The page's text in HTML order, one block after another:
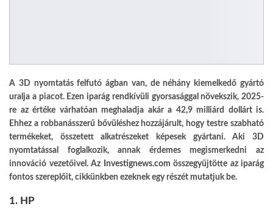
A 3D nyomtatás felfutó ágban van, de néhány kiemelkedő gyártó
uralja a piacot. Ezen iparág rendkívüli gyorsasággal növekszik, 2025-
re az értéke várhatóan meghaladja akár a 42,9 milliárd dollárt is.
Ehhez a robbanásszerű bővüléshez hozzájárult, hogy testre szabható
termékeket, összetett alkatrészeket képesek gyártani. Aki 3D
nyomtatással foglalkozik, annak érdemes megismerkedni az
innováció vezetőivel. Az
Investignews.com összegyűjtötte az iparág
fontos szereplőit, cikkünkben ezeknek egy részét mutatjuk be.
1. HP